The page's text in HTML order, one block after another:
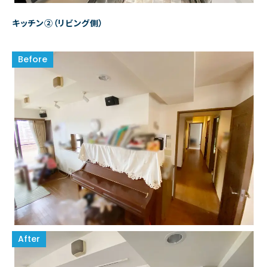
キッチン②（リビング側）